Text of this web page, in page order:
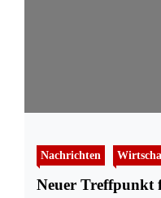
Nachrichten
Neuer Treffpunkt